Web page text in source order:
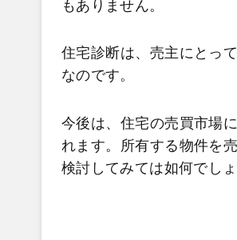
もありません。
住宅診断は、売主にとっ
なのです。
今後は、住宅の売買市場
れます。所有する物件を
検討してみては如何でしょ